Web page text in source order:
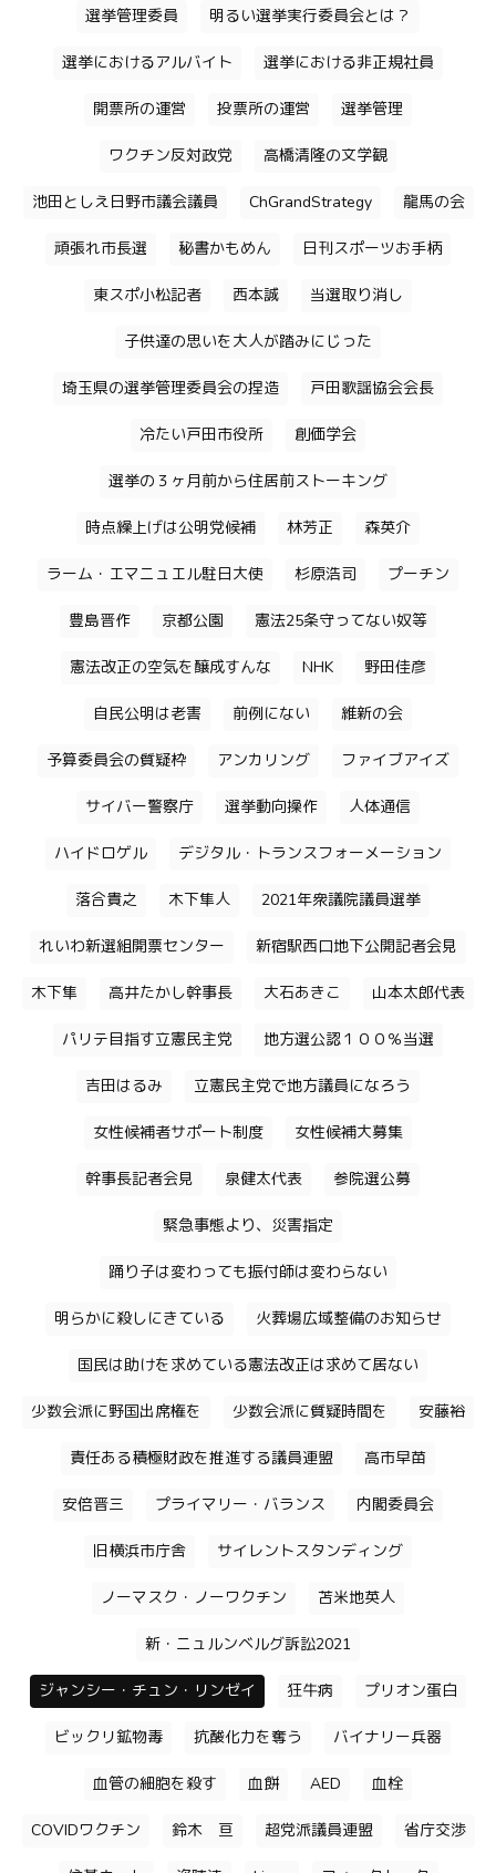
選挙管理委員 明るい選挙実行委員会とは？
選挙におけるアルバイト 選挙における非正規社員
開票所の運営 投票所の運営 選挙管理
ワクチン反対政党 高橋清隆の文学観
池田としえ日野市議会議員 ChGrandStrategy 龍馬の会
頑張れ市長選 秘書かもめん 日刊スポーツお手柄
東スポ小松記者 西本誠 当選取り消し
子供達の思いを大人が踏みにじった
埼玉県の選挙管理委員会の捏造 戸田歌謡協会会長
冷たい戸田市役所 創価学会
選挙の３ヶ月前から住居前ストーキング
時点繰上げは公明党候補 林芳正 森英介
ラーム・エマニュエル駐日大使 杉原浩司 プーチン
豊島晋作 京都公園 憲法25条守ってない奴等
憲法改正の空気を醸成すんな NHK 野田佳彦
自民公明は老害 前例にない 維新の会
予算委員会の質疑枠 アンカリング ファイブアイズ
サイバー警察庁 選挙動向操作 人体通信
ハイドロゲル デジタル・トランスフォーメーション
落合貴之 木下隼人 2021年衆議院議員選挙
れいわ新選組開票センター 新宿駅西口地下公開記者会見
木下隼 高井たかし幹事長 大石あきこ 山本太郎代表
パリテ目指す立憲民主党 地方選公認１００％当選
吉田はるみ 立憲民主党で地方議員になろう
女性候補者サポート制度 女性候補大募集
幹事長記者会見 泉健太代表 参院選公募
緊急事態より、災害指定
踊り子は変わっても振付師は変わらない
明らかに殺しにきている 火葬場広域整備のお知らせ
国民は助けを求めている憲法改正は求めて居ない
少数会派に野国出席権を 少数会派に質疑時間を 安藤裕
責任ある積極財政を推進する議員連盟 高市早苗
安倍晋三 プライマリー・バランス 内閣委員会
旧横浜市庁舎 サイレントスタンディング
ノーマスク・ノーワクチン 苫米地英人
新・ニュルンベルグ訴訟2021
ジャンシー・チュン・リンゼイ 狂牛病 プリオン蛋白
ビックリ鉱物毒 抗酸化力を奪う バイナリー兵器
血管の細胞を殺す 血餅 AED 血栓
COVIDワクチン 鈴木 亘 超党派議員連盟 省庁交渉